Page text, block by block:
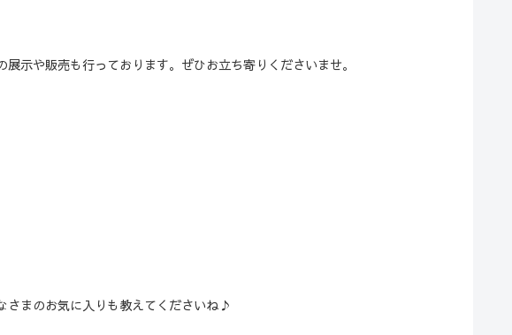
示や販売も行っております。ぜひお立ち寄りくださいませ。
さまのお気に入りも教えてくださいね♪